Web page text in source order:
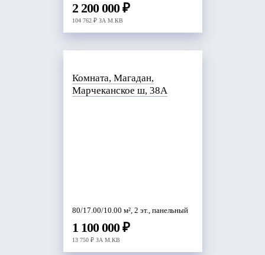
2 200 000 ₽
104 762 ₽ ЗА М.КВ
Комната, Магадан,
Марчеканское ш, 38А
80/17.00/10.00 м², 2 эт., панельный
1 100 000 ₽
13 750 ₽ ЗА М.КВ